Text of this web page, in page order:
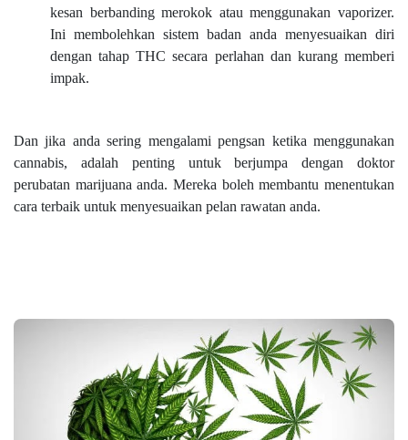
kesan berbanding merokok atau menggunakan vaporizer.
Ini membolehkan sistem badan anda menyesuaikan diri
dengan tahap THC secara perlahan dan kurang memberi
impak.
Dan jika anda sering mengalami pengsan ketika menggunakan
cannabis, adalah penting untuk berjumpa dengan doktor
perubatan marijuana anda. Mereka boleh membantu menentukan
cara terbaik untuk menyesuaikan pelan rawatan anda.